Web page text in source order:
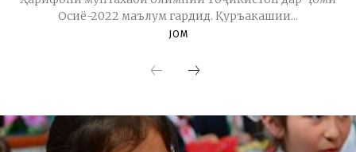
Осиё-2022 маълум гардид. Қуръакашии...
JOM